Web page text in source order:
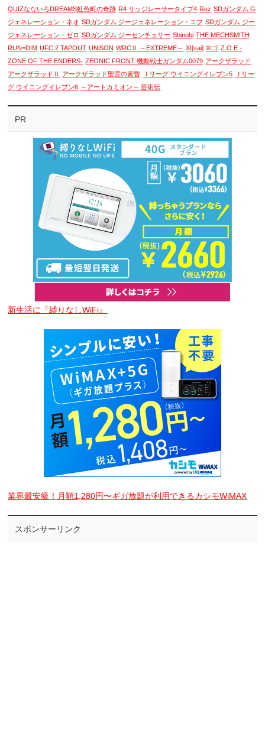
QUIZなないろDREAMS虹色町の奇跡 R4 リッジレーサータイプ4 Rez SDガンダム G
ジェネレーション・ネオ SDガンダム ジージェネレーション・エフ SDガンダム ジー
ジェネレーション・ゼロ SDガンダム ジーセンチュリー Shinobi THE MECHSMITH
RUN=DIM UFC 2 TAPOUT UNiSON WRCⅡ ～EXTREME～ XI[sai] XIゴ Z.O.E -
ZONE OF THE ENDERS- ZEONIC FRONT 機動戦士ガンダム0079 アークザラッド
アークザラッドⅡ
アークザラッド聖霊の黄昏 Ｊリーグ ウイニングイレブン5
Ｊリー
グ ウイニングイレブン6 ～アートカミオン～ 芸術伝
PR
新生活に『縛りなしWiFi』
業界最安級！月額1,280円〜ギガ放題が利用できるカシモWiMAX
スポンサーリンク